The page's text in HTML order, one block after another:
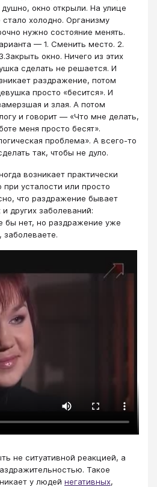
окно открыли. На улице
холодно. Организму
нужно состояние менять.
— 1. Сменить место. 2.
окно. Ничего из этих
сделать не решается. И
раздражение, потом
просто «бесится». И
и злая. А потом
и говорит — «Что мне делать,
меня просто бесят».
проблема». А всего-то
так, чтобы не дуло.
возникает практически
усталости или просто
что раздражение бывает
других заболеваний:
бы нет, но раздражение уже
заболеваете.
не ситуативной реакцией, а
Такое
у людей негативных,